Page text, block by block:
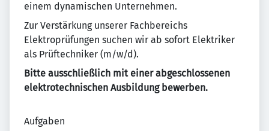
einem dynamischen Unternehmen.
Zur Verstärkung unserer Fachbereichs
Elektroprüfungen suchen wir ab sofort Elektriker
als Prüftechniker (m/w/d).
Bitte ausschließlich mit einer abgeschlossenen
elektrotechnischen Ausbildung bewerben.
Aufgaben